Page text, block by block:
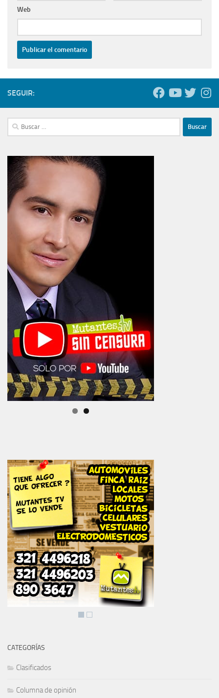
Web
SEGUIR:
Buscar:
CATEGORÍAS
Clasificados
Columna de opinión